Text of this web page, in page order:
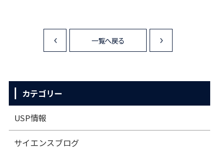
<
一覧へ戻る
カテゴリー
USP情報
サイエンスブログ